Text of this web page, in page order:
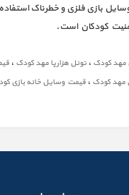
بازی فلزی و خطرناک
کودکان است.
مهد کودک ، تونل هزارپا مهد کودک ،
مهد کودک ، قیمت وسایل خانه بازی